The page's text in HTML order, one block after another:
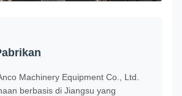
Machinery Equipment Co., Ltd.
berbasis di Jiangsu yang